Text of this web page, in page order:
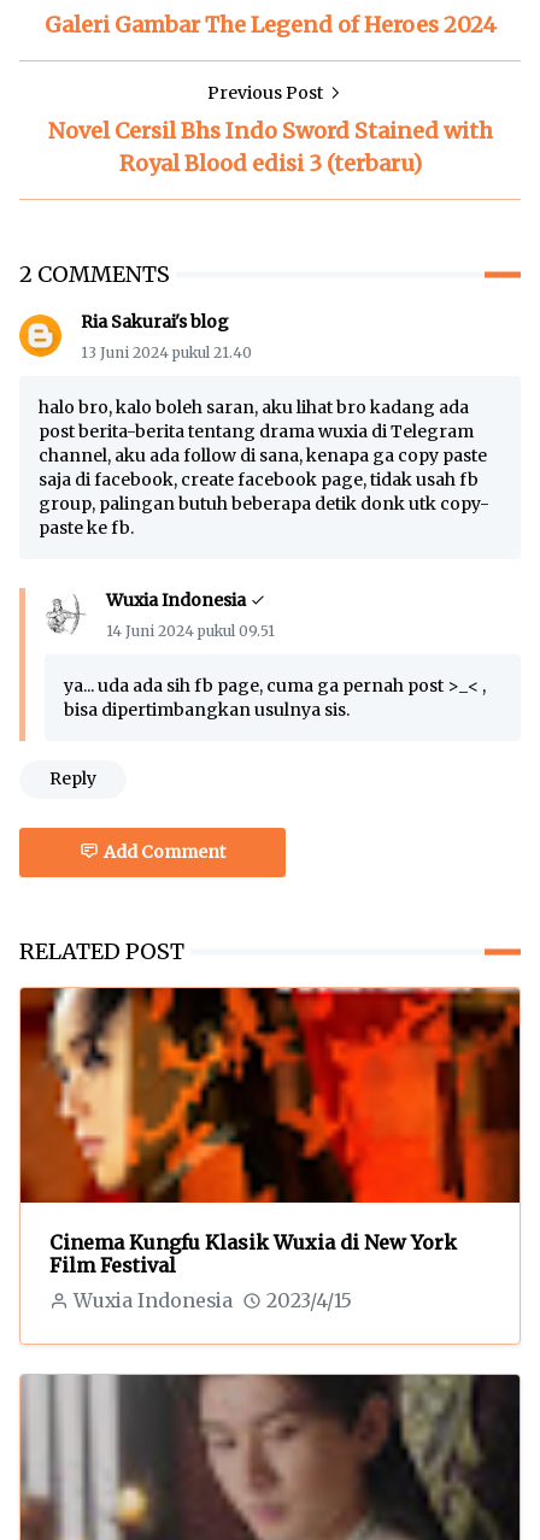
Galeri Gambar The Legend of Heroes 2024
Previous Post
Novel Cersil Bhs Indo Sword Stained with
Royal Blood edisi 3 (terbaru)
2 COMMENTS
Ria Sakurai's blog
13 Juni 2024 pukul 21.40
halo bro, kalo boleh saran, aku lihat bro kadang ada
post berita-berita tentang drama wuxia di Telegram
channel, aku ada follow di sana, kenapa ga copy paste
saja di facebook, create facebook page, tidak usah fb
group, palingan butuh beberapa detik donk utk copy-
paste ke fb.
Wuxia Indonesia
14 Juni 2024 pukul 09.51
ya... uda ada sih fb page, cuma ga pernah post >_< ,
bisa dipertimbangkan usulnya sis.
Reply
Add Comment
RELATED POST
Cinema Kungfu Klasik Wuxia di New York
Film Festival
Wuxia Indonesia 2023/4/15